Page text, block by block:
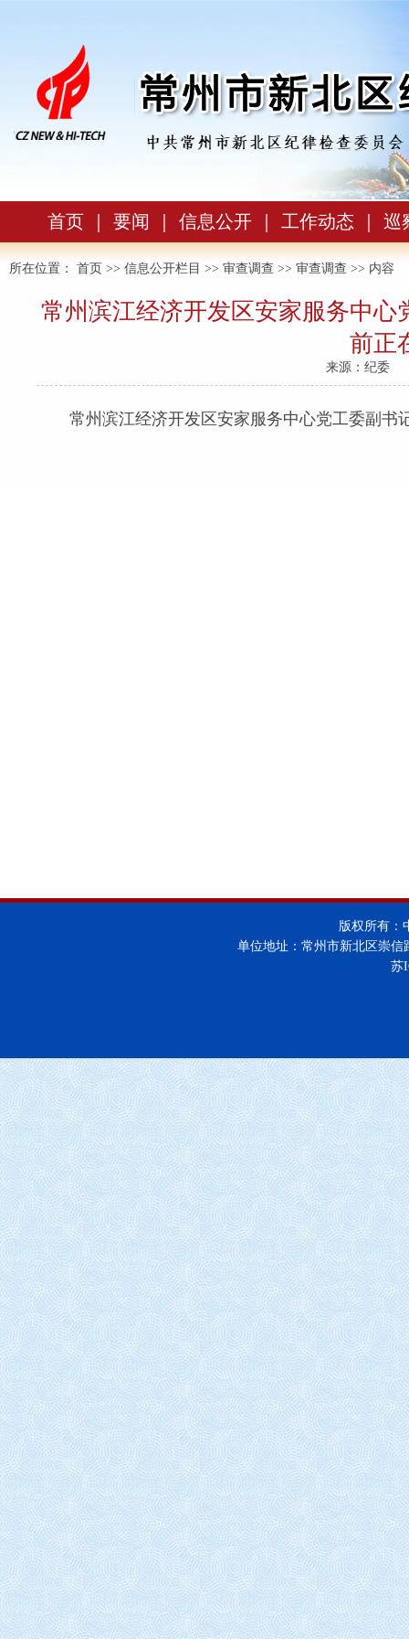
首页 要闻 信息公开 工作动态 巡
所在位置： 首页 >> 信息公开栏目 >> 审查调查 >> 审查调查 >> 内容
常州滨江经济开发区安家服务中
前正
来源：纪委
常州滨江经济开发区安家服务中心党工委副书
版权所有：
单位地址：常州市新北区崇
苏